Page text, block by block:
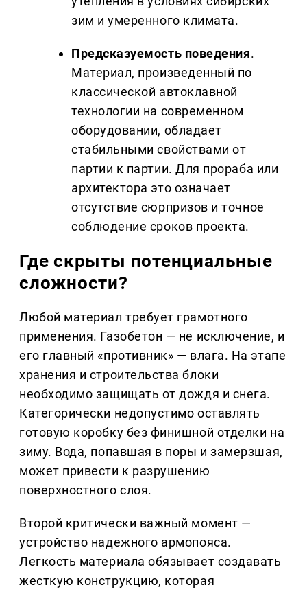
зим и умеренного климата.
Предсказуемость поведения.
Материал, произведенный по
классической автоклавной
технологии на современном
оборудовании, обладает
стабильными свойствами от
партии к партии. Для прораба или
архитектора это означает
отсутствие сюрпризов и точное
соблюдение сроков проекта.
Где скрыты потенциальные
сложности?
Любой материал требует грамотного
применения. Газобетон — не исключение, и
его главный «противник» — влага. На этапе
хранения и строительства блоки
необходимо защищать от дождя и снега.
Категорически недопустимо оставлять
готовую коробку без финишной отделки на
зиму. Вода, попавшая в поры и замерзшая,
может привести к разрушению
поверхностного слоя.
Второй критически важный момент —
устройство надежного армопояса.
Легкость материала обязывает создавать
жесткую конструкцию, которая